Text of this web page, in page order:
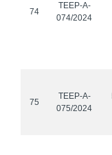
74
TEEP-A-
074/2024
75
TEEP-A-
075/2024